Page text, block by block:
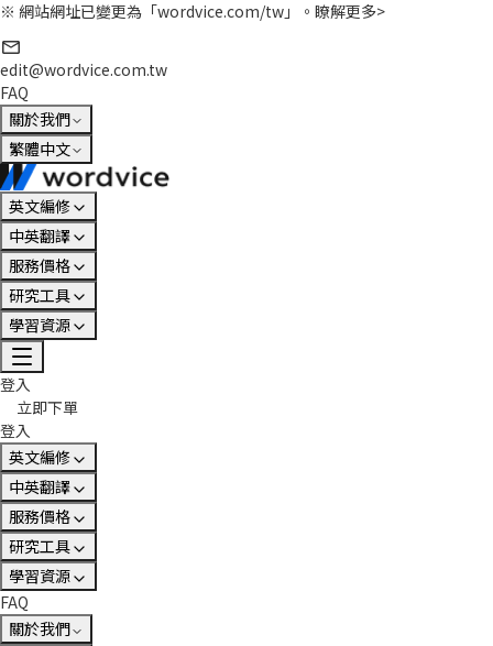
※ 網站網址已變更為「wordvice.com/tw」。 瞭解更多>
edit@wordvice.com.tw
FAQ
關於我們
繁體中文
英文編修
中英翻譯
服務價格
研究工具
學習資源
登入
立即下單
登入
英文編修
中英翻譯
服務價格
研究工具
學習資源
FAQ
關於我們